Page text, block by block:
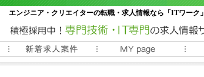
エンジニア・クリエイターの転職・求人情報なら「ITワーク」
常時3000件以上の求人情報掲載中